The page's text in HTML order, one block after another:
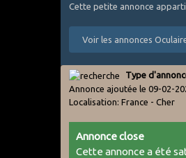
Cette petite annonce
Voir les annonces
Type
Annonce ajoutée le 09-02-
Localisation: France - Cher
Annonce close
Cette annonce a été